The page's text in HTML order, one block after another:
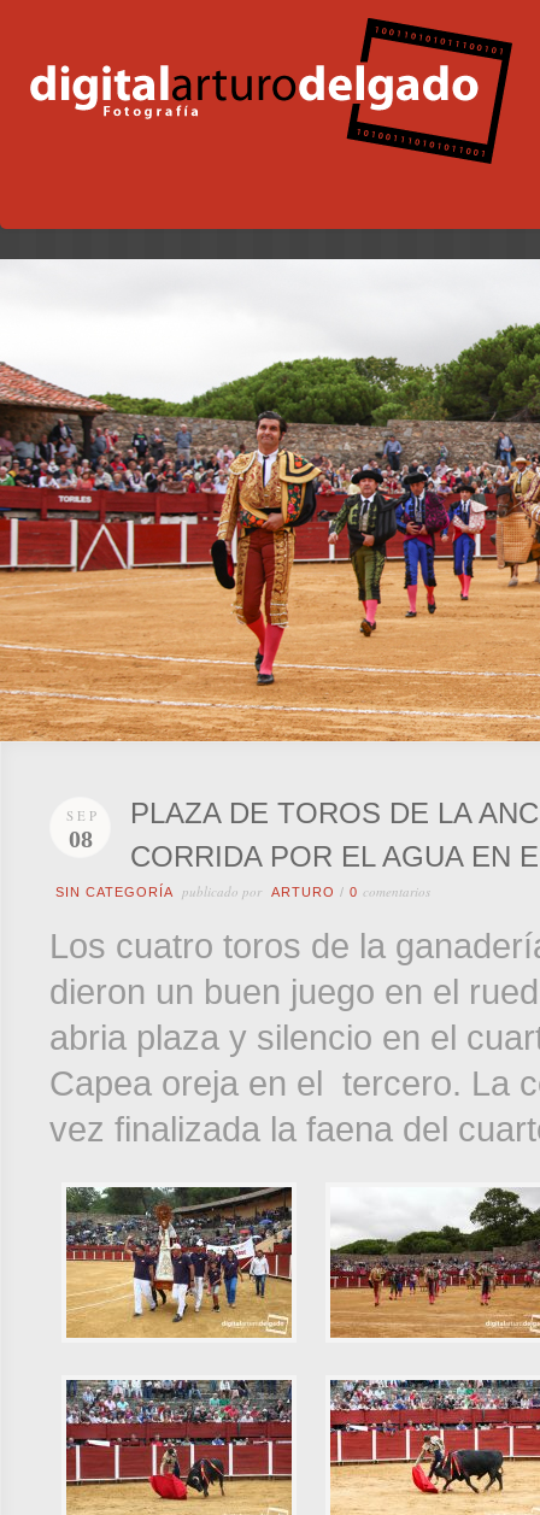
SEP
08
PLAZA DE TOROS DE LA
CORRIDA POR EL AGUA EN
SIN CATEGORÍA publicado por ARTURO / 0 comentarios
Los cuatro toros de la
dieron un buen juego en el
abria plaza y silencio en el
Capea oreja en el tercero. La
vez finalizada la faena del